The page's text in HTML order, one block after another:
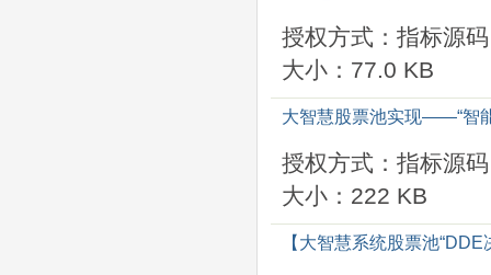
授权方式：指标源码
大小：77.0 KB
大智慧股票池实现——“智
授权方式：指标源码
大小：222 KB
【大智慧系统股票池